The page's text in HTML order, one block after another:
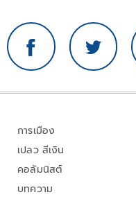
การเมือง
เปลว สีเงิน
คอลัมนิสต์
บทความ